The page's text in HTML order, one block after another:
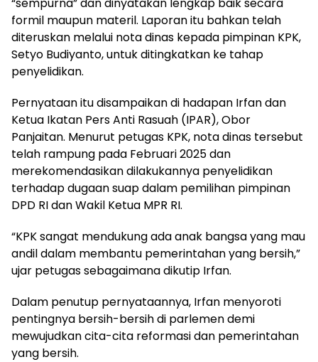
formil maupun materil. Laporan itu bahkan telah
diteruskan melalui nota dinas kepada pimpinan KPK,
Setyo Budiyanto, untuk ditingkatkan ke tahap
penyelidikan.
Pernyataan itu disampaikan di hadapan Irfan dan
Ketua Ikatan Pers Anti Rasuah (IPAR), Obor
Panjaitan. Menurut petugas KPK, nota dinas tersebut
telah rampung pada Februari 2025 dan
merekomendasikan dilakukannya penyelidikan
terhadap dugaan suap dalam pemilihan pimpinan
DPD RI dan Wakil Ketua MPR RI.
“KPK sangat mendukung ada anak bangsa yang mau
andil dalam membantu pemerintahan yang bersih,”
ujar petugas sebagaimana dikutip Irfan.
Dalam penutup pernyataannya, Irfan menyoroti
pentingnya bersih-bersih di parlemen demi
mewujudkan cita-cita reformasi dan pemerintahan
yang bersih.